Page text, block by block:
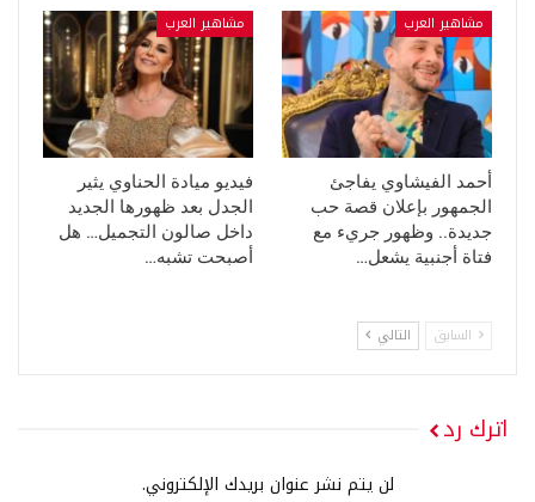
مشاهير العرب
أحمد الفيشاوي يفاجئ
الجمهور بإعلان قصة حب
جديدة.. وظهور جريء مع
فتاة أجنبية يشعل…
مشاهير العرب
فيديو ميادة الحناوي يثير
الجدل بعد ظهورها الجديد
داخل صالون التجميل… هل
أصبحت تشبه…
السابق التالي
اترك رد
لن يتم نشر عنوان بريدك الإلكتروني.